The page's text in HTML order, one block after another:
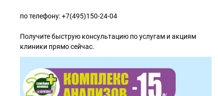
по телефону: +7(495)150-24-04
Получите быструю консультацию по услугам и акциям
клиники прямо сейчас.